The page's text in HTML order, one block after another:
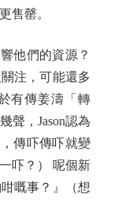
售罄。
他們的資源？
注，可能還多
有傳姜濤「轉
聲，Jason認為
傳吓傳吓就變
吓？） 呢個新
嘅事？』（想